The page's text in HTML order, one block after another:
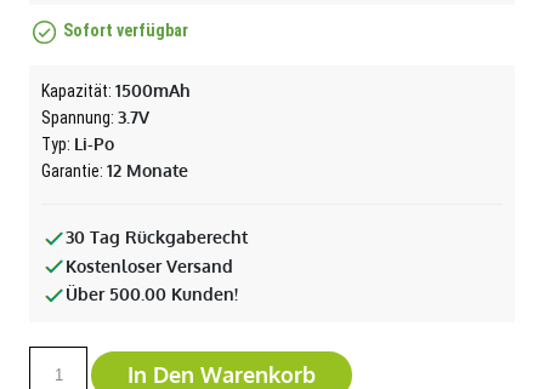
Sofort verfügbar
Kapazität: 1500mAh
Spannung: 3.7V
Typ: Li-Po
Garantie: 12 Monate
30 Tag Rückgaberecht
Kostenloser Versand
Über 500.00 Kunden!
In Den Warenkorb